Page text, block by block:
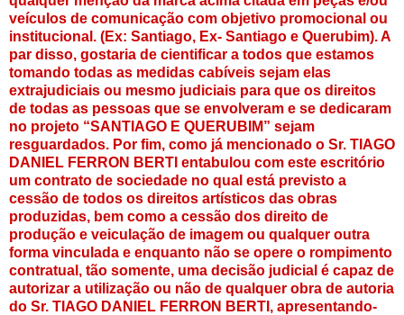
veículos de comunicação com objetivo promocional ou
institucional. (Ex: Santiago, Ex- Santiago e Querubim). A
par disso, gostaria de cientificar a todos que estamos
tomando todas as medidas cabíveis sejam elas
extrajudiciais ou mesmo judiciais para que os direitos
de todas as pessoas que se envolveram e se dedicaram
no projeto “SANTIAGO E QUERUBIM” sejam
resguardados. Por fim, como já mencionado o Sr. TIAGO
DANIEL FERRON BERTI entabulou com este escritório
um contrato de sociedade no qual está previsto a
cessão de todos os direitos artísticos das obras
produzidas, bem como a cessão dos direito de
produção e veiculação de imagem ou qualquer outra
forma vinculada e enquanto não se opere o rompimento
contratual, tão somente, uma decisão judicial é capaz de
autorizar a utilização ou não de qualquer obra de autoria
do Sr. TIAGO DANIEL FERRON BERTI, apresentando-